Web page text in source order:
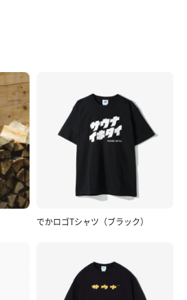
でかロゴTシャツ（ブラック）